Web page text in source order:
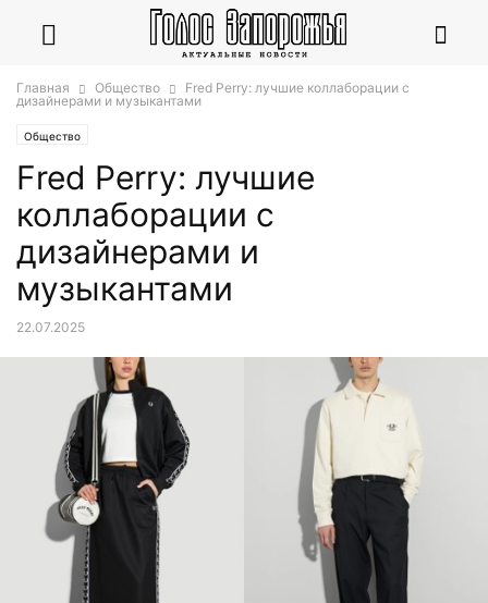
Главная Общество
Fred Perry: лучшие коллаборации с
дизайнерами и музыкантами
Общество
Fred Perry: лучшие
коллаборации с
дизайнерами и
музыкантами
22.07.2025